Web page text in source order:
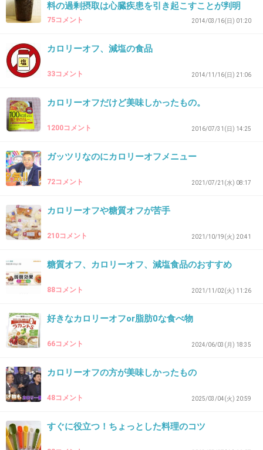
豚肉を炒める時はさっと湯通ししてから炒める
炒め油は使わないでお肉と野菜を入れたらフライパンに蓋
肉から出る脂だけでできる
あとはこれはちょこっとじゃなくて手間かかるけど
れをたたいてミンチにしてる
脂の量を自分で調整できる
31. 匿名2026/06/03(水) 14:20:24
>>1
脂っこいの食べる時は烏龍茶飲むようにしてる
+2 -1
32. 匿名2026/06/03(水) 14:27:20
ポテトサラダ作る時はどうするの？
+0 -2
33. 匿名2026/06/03(水) 15:13:56
料の過剰摂取は心臓疾患を引き起こすことが判明
75コメント 2014/03/16(日) 01:20
カロリーオフ、減塩の食品
33コメント 2014/11/16(日) 21:06
カロリーオフだけど美味しかったもの。
1200コメント 2016/07/31(日) 14:25
ガッツリなのにカロリーオフメニュー
72コメント 2021/07/21(水) 08:17
カロリーオフや糖質オフが苦手
210コメント 2021/10/19(火) 20:41
糖質オフ、カロリーオフ、減塩食品のおすすめ
88コメント 2021/11/02(火) 11:26
好きなカロリーオフor脂肪0な食べ物
66コメント 2024/06/03(月) 18:35
カロリーオフの方が美味しかったもの
48コメント 2025/03/04(火) 20:59
すぐに役立つ！ちょっとした料理のコツ